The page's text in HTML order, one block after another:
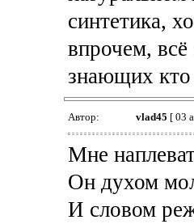
синтетика,
впрочем,
знающих кто
Автор: vlad45 [ 03
Мне
Он духом
И словом